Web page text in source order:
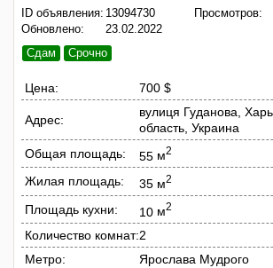
ID объявления: 13094730
Обновлено:
23.02.2022
Просмотров:
Сдам Срочно
Цена: 700 $
Адрес:
вулиця Гуданова,
область, Украина
Общая площадь:
55 м2
Жилая площадь: 35 м2
Площадь кухни: 10 м2
Количество комнат:2
Метро:
Ярослава Мудрого